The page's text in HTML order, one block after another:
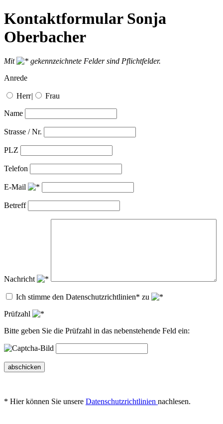
Kontaktformular Sonja
Oberbacher
Mit
gekennzeichnete Felder sind Pflichtfelder.
Anrede
Herr| Frau
Name
Strasse / Nr.
PLZ
Telefon
E-Mail
Betreff
Nachricht
Ich stimme den Datenschutzrichtlinien* zu
Prüfzahl
Bitte geben Sie die Prüfzahl in das nebenstehende Feld ein:
abschicken
* Hier können Sie unsere Datenschutzrichtlinien nachlesen.